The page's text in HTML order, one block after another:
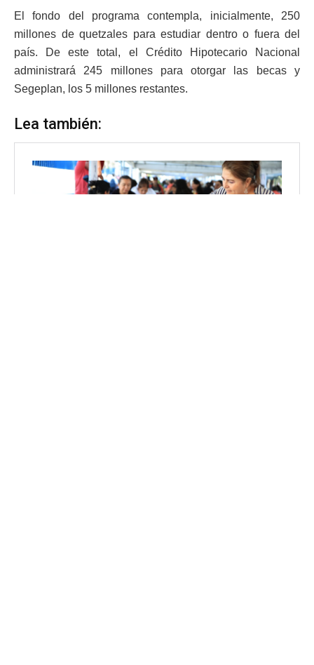
El fondo del programa contempla, inicialmente, 250
millones de quetzales para estudiar dentro o fuera del
país. De este total, el Crédito Hipotecario Nacional
administrará 245 millones para otorgar las becas y
Segeplan, los 5 millones restantes.
Lea también: